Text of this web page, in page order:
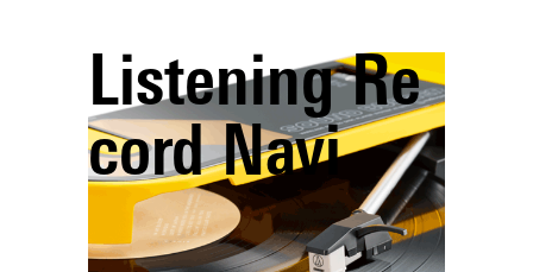
Listening Re
cord Navi